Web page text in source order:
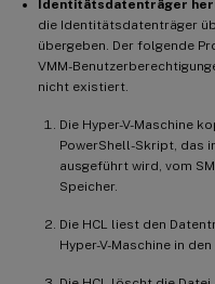
Identitätsdatenträger
die Identitätsdatenträger
übergeben. Der folgende
VMM-
nicht existiert.
Die Hyper-V-Maschine
PowerShell-Skript, das
ausgeführt wird, vom
Speicher.
Die HCL liest den
Hyper-V-Maschine in